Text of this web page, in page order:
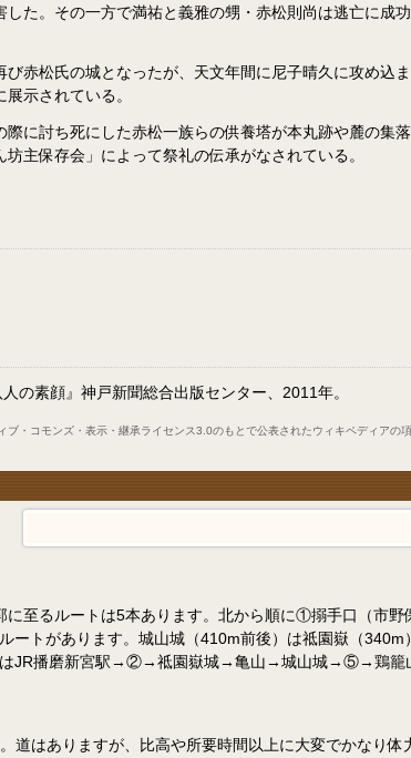
た。その一方で満祐と義雅の甥・赤松則尚は逃亡に
び赤松氏の城となったが、天文年間に尼子晴久に攻め
示されている。
際に討ち死にした赤松一族らの供養塔が本丸跡や麓の集
主保存会」によって祭礼の伝承がなされている。
の素顔』神戸新聞総合出版センター、2011年。
ブ・コモンズ・表示・継承ライセンス3.0のもとで公表されたウィキペディアの項
に至るルートは5本あります。北から順に①搦手口（
ートがあります。城山城（410m前後）は祗園嶽（
はJR播磨新宮駅→②→祗園嶽城→亀山→城山城→⑤→鶏籠
道はありますが、比高や所要時間以上に大変でかなり